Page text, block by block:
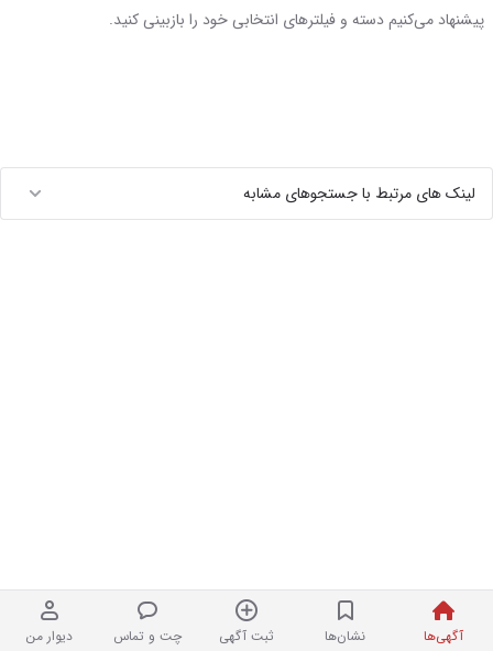
آگهی‌ها نشان‌ها ثبت آگهی چت و تماس دیوار من
پیشنهاد می‌کنیم دسته و فیلترهای انتخابی خود را بازبینی کنید.
لینک های مرتبط با جستجوهای مشابه